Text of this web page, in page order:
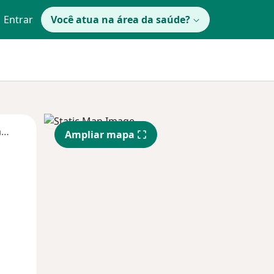
Entrar Você atua na área da saúde?
Segunda-feira Qua
12 Ago
Qui,
13 Ago
Ampliar mapa